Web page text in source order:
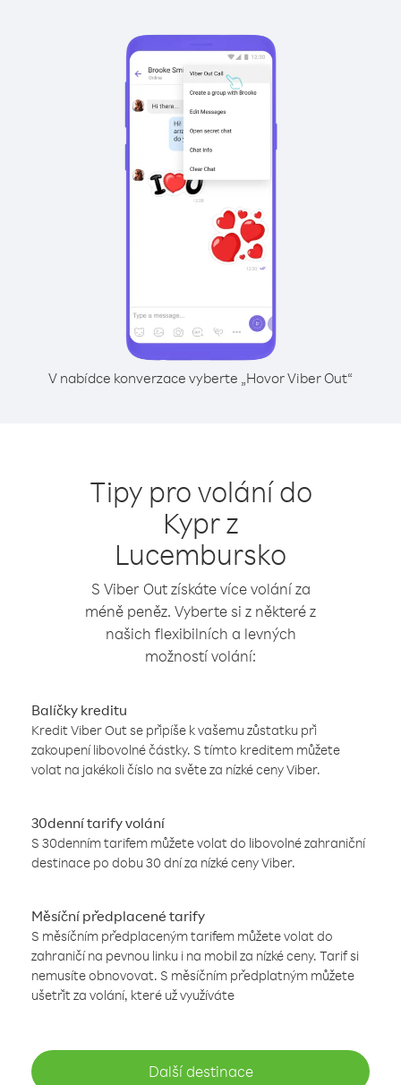
V nabídce konverzace vyberte „Hovor Viber Out“
Tipy pro volání do
Kypr z
Lucembursko
S Viber Out získáte více volání za
méně peněz. Vyberte si z některé z
našich flexibilních a levných
možností volání:
Balíčky kreditu
Kredit Viber Out se připíše k vašemu zůstatku při
zakoupení libovolné částky. S tímto kreditem můžete
volat na jakékoli číslo na světe za nízké ceny Viber.
30denní tarify volání
S 30denním tarifem můžete volat do libovolné zahraniční
destinace po dobu 30 dní za nízké ceny Viber.
Měsíční předplacené tarify
S měsíčním předplaceným tarifem můžete volat do
zahraničí na pevnou linku i na mobil za nízké ceny. Tarif si
nemusíte obnovovat. S měsíčním předplatným můžete
ušetřit za volání, které už využíváte
Další destinace